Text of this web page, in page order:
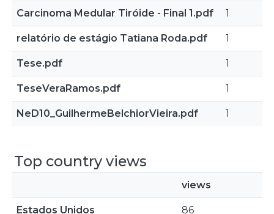
Carcinoma Medular Tiróide - Final 1.pdf 1
relatório de estágio Tatiana Roda.pdf 1
Tese.pdf 1
TeseVeraRamos.pdf 1
NeD10_GuilhermeBelchiorVieira.pdf 1
Top country views
views
Estados Unidos 86